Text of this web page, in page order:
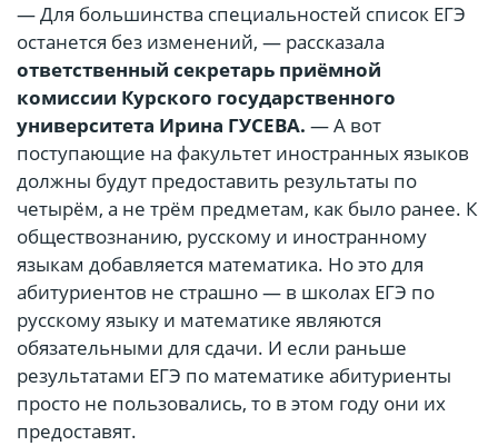
— Для большинства специальностей список ЕГЭ
останется без изменений, — рассказала
ответственный секретарь приёмной
комиссии Курского государственного
университета Ирина ГУСЕВА. — А вот
поступающие на факультет иностранных языков
должны будут предоставить результаты по
четырём, а не трём предметам, как было ранее. К
обществознанию, русскому и иностранному
языкам добавляется математика. Но это для
абитуриентов не страшно — в школах ЕГЭ по
русскому языку и математике являются
обязательными для сдачи. И если раньше
результатами ЕГЭ по математике абитуриенты
просто не пользовались, то в этом году они их
предоставят.